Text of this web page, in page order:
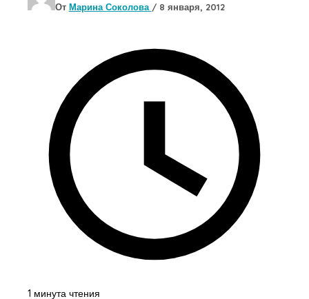
От Марина Соколова / 8 января, 2012
1 минута чтения